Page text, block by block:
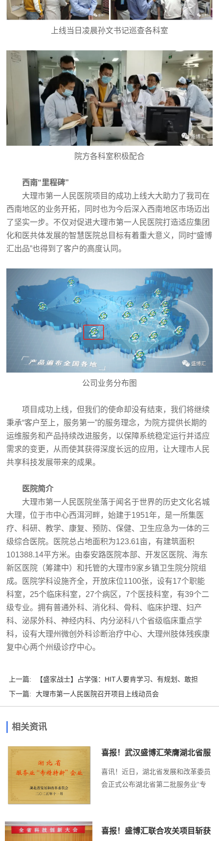
上线当日凌晨孙文书记巡查各科室
院方各科室积极配合
西南“里程碑”
大理市第一人民医院项目的成功上线大大助力了我司在
西南地区的业务开拓，同时也为今后深入西南地区市场迈出
了坚实一步。不仅对促进大理市第一人民医院打造适应集团
化和医共体发展的智慧医院总目标有着重大意义，同时“盛博
汇出品”也得到了客户的高度认同。
公司业务分布图
项目成功上线，但我们的使命却没有结束，我们将继续
秉承“客户至上，服务第一”的服务理念，为院方提供长期的
运维服务和产品持续改进服务，以保障系统稳定运行并适应
需求的变更，从而使其获得深度长远的应用，让大理市人民
共享科技发展带来的成果。
医院简介
大理市第一人民医院坐落于闻名于世界的历史文化名城
大理，位于市中心西洱河畔，始建于1951年，是一所集医
疗、科研、教学、康复、预防、保健、卫生应急为一体的三
级综合医院。医院总占地面积为123.61亩，有建筑面积
101388.14平方米。由泰安路医院本部、开发区医院、海东
新区医院（筹建中）和托管的大理市9家乡镇卫生院分院组
成。医院学科设施齐全，开放床位1100张，设有17个职能
科室，25个临床科室，27个病区，7个医技科室，有39个二
级专业。拥有普通外科、消化科、骨科、临床护理、妇产
科、泌尿外科、神经内科、内分泌科八个省级临床重点学
科，设有大理州微创外科诊断治疗中心、大理州肢体残疾康
复中心两个州级诊疗中心。
上一篇:
【盛家战士】占学强：HIT人要肯学习、有规划、敢担
当、重落实
下一篇: 大理市第一人民医院召开项目上线动员会
相关资讯
喜报！武汉盛博汇荣膺湖北省服
务业“专精特...
喜讯！近日，湖北省发展和改革委员
会正式公布湖北省第二批服务业“专
喜报！盛博汇联合攻关项目斩获